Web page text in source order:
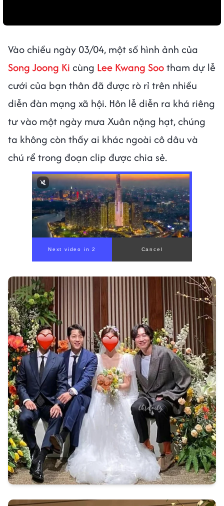
Vào chiều ngày 03/04, một số hình ảnh của
Song Joong Ki cùng Lee Kwang Sootham dự lễ
cưới của bạn thân đã được rò rỉ trên nhiều
diễn đàn mạng xã hội. Hôn lễ diễn ra khá riêng
tư vào một ngày mưa Xuân nặng hạt, chúng
ta không còn thấy ai khác ngoài cô dâu và
chú rể trong đoạn clip được chia sẻ.